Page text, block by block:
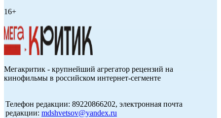
16+
Мегакритик - крупнейший агрегатор рецензий на
кинофильмы в российском интернет-сегменте
Телефон редакции: 89220866202, электронная почта
редакции: mdshvetsov@yandex.ru